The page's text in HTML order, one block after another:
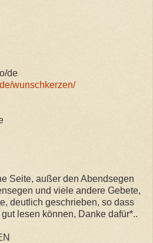
de
wunschkerzen/
Seite, außer den Abendsegen
und viele andere Gebete,
deutlich geschrieben, so dass
lesen können, Danke dafür*..